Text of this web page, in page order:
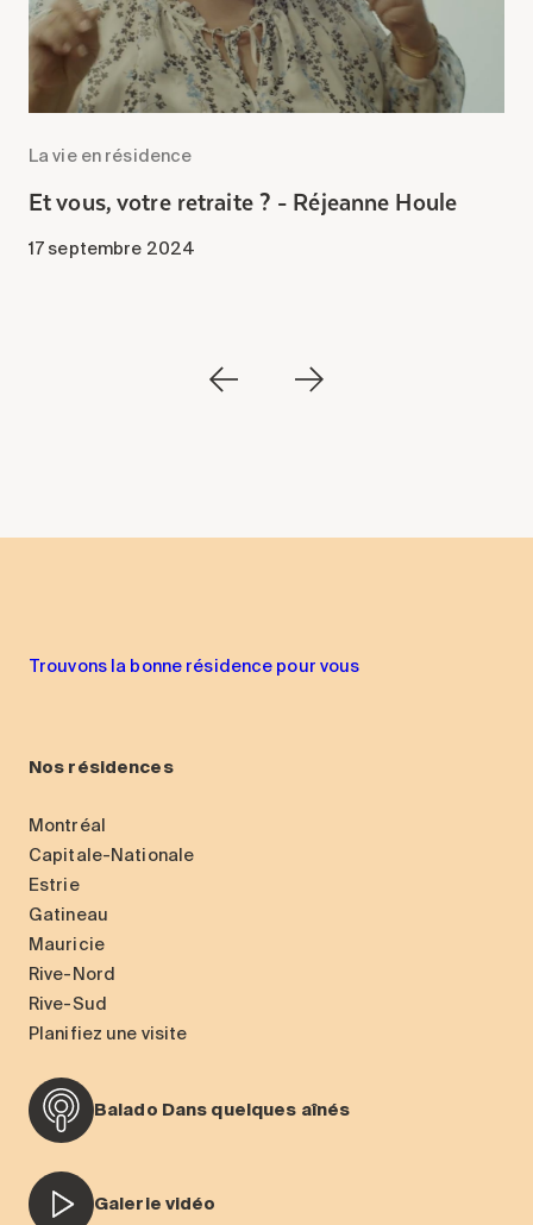
La vie en résidence
Et vous, votre retraite ? - Réjeanne Houle
17 septembre 2024
Trouvons la bonne résidence pour vous
Nos résidences
Montréal
Capitale-Nationale
Estrie
Gatineau
Mauricie
Rive-Nord
Rive-Sud
Planifiez une visite
Balado Dans quelques aînés
Galerie vidéo